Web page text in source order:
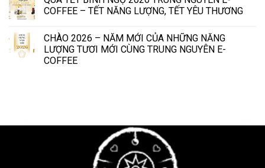
COFFEE – TẾT NĂNG LƯỢNG, TẾT YÊU THƯƠNG
CHÀO 2026 – NĂM MỚI CỦA NHỮNG NĂNG
LƯỢNG TƯƠI MỚI CÙNG TRUNG NGUYÊN E-
COFFEE